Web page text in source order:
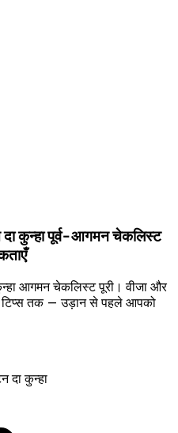
कुन्हा पूर्व-आगमन चेकलिस्ट
आगमन चेकलिस्ट पूरी। वीजा और
तक — उड़ान से पहले आपको
दा कुन्हा